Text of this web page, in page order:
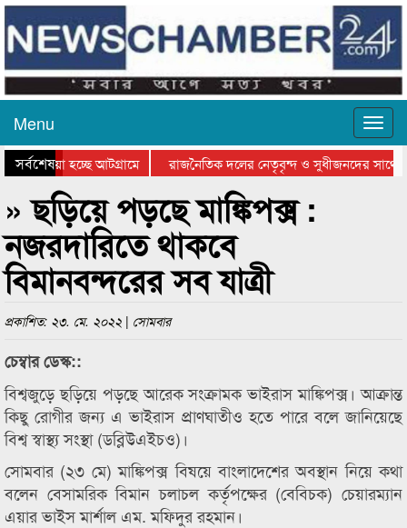
Menu
সর্বশেষ
যাওয়া হচ্ছে আটগ্রামে
রাজনৈতিক দলের নেতৃবৃন্দ ও সুধীজনদের সাথে
পুরস্কার বিতরণ সম্পন্ন
সিলেটে বাংলাদেশ গ্রুপ থিয়েটার
» ছড়িয়ে পড়ছে মাঙ্কিপক্স :
নজরদারিতে থাকবে
বিমানবন্দরের সব যাত্রী
প্রকাশিত: ২৩. মে. ২০২২ | সোমবার
চেম্বার ডেস্ক::
বিশ্বজুড়ে ছড়িয়ে পড়ছে আরেক সংক্রামক ভাইরাস মাঙ্কিপক্স। আক্রান্ত
কিছু রোগীর জন্য এ ভাইরাস প্রাণঘাতীও হতে পারে বলে জানিয়েছে
বিশ্ব স্বাস্থ্য সংস্থা (ডব্লিউএইচও)।
সোমবার (২৩ মে) মাঙ্কিপক্স বিষয়ে বাংলাদেশের অবস্থান নিয়ে কথা
বলেন বেসামরিক বিমান চলাচল কর্তৃপক্ষের (বেবিচক) চেয়ারম্যান
এয়ার ভাইস মার্শাল এম. মফিদুর রহমান।